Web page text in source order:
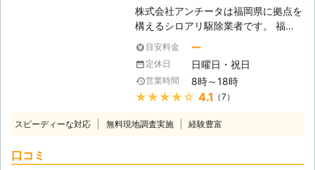
■ロイ株式会社シロアリ駆除 弊社で
は過去に多くのシロアリ駆除に対応し
てまいりました。 実績については下
記の通りです。 【過去施工事例一
覧】 [CASE1] ・京都府京都市上京区
在住 匿名 [ご依頼内容] 空き家のシロ
アリ駆除を希望。 ■発生場所：空き
年数：40年 →→→施工料金21,600円
株式会社アンチータは福岡県に拠点を
構えるシロアリ駆除業者です。 福岡
市を中心に筑紫野市、春日市、大野城
市など九州北部のエリアに対応してお
ります。 1981年の設立以来、多くの
お客様にご利用いただく老舗の駆除業
者としてお客様のご依頼をお待ちして
籍！住まいに根付くシロアリを徹底駆
目安料金 ー
定休日 日曜日・祝日
営業時間 8時～18時
★★★★★ 4.1 （7）
スピーディーな対応 無料現地調査実施 経験豊富
口コミ